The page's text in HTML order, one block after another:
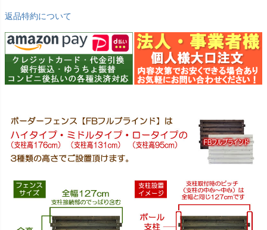
返品特約について